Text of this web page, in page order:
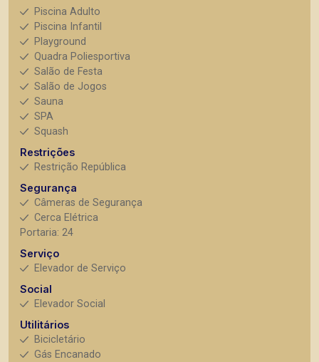
Piscina Adulto
Piscina Infantil
Playground
Quadra Poliesportiva
Salão de Festa
Salão de Jogos
Sauna
SPA
Squash
Restrições
Restrição República
Segurança
Câmeras de Segurança
Cerca Elétrica
Portaria: 24
Serviço
Elevador de Serviço
Social
Elevador Social
Utilitários
Bicicletário
Gás Encanado